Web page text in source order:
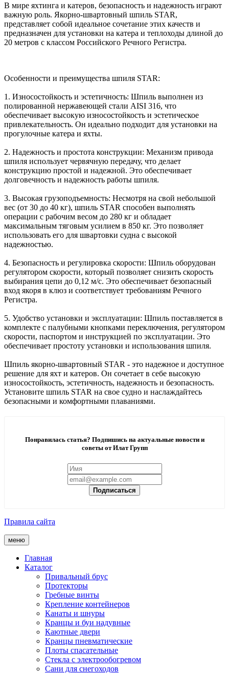
В мире яхтинга и катеров, безопасность и надежность играют
важную роль. Якорно-швартовный шпиль STAR,
представляет собой идеальное сочетание этих качеств и
предназначен для установки на катера и теплоходы длиной до
20 метров с классом Российского Речного Регистра.
Особенности и преимущества шпиля STAR:
1. Износостойкость и эстетичность: Шпиль выполнен из
полированной нержавеющей стали AISI 316, что
обеспечивает высокую износостойкость и эстетическое
привлекательность. Он идеально подходит для установки на
прогулочные катера и яхты.
2. Надежность и простота конструкции: Механизм привода
шпиля использует червячную передачу, что делает
конструкцию простой и надежной. Это обеспечивает
долговечность и надежность работы шпиля.
3. Высокая грузоподъемность: Несмотря на свой небольшой
вес (от 30 до 40 кг), шпиль STAR способен выполнять
операции с рабочим весом до 280 кг и обладает
максимальным тяговым усилием в 850 кг. Это позволяет
использовать его для швартовки судна с высокой
надежностью.
4. Безопасность и регулировка скорости: Шпиль оборудован
регулятором скорости, который позволяет снизить скорость
выбирания цепи до 0,12 м/с. Это обеспечивает безопасный
вход якоря в клюз и соответствует требованиям Речного
Регистра.
5. Удобство установки и эксплуатации: Шпиль поставляется в
комплекте с палубными кнопками переключения, регулятором
скорости, паспортом и инструкцией по эксплуатации. Это
обеспечивает простоту установки и использования шпиля.
Шпиль якорно-швартовный STAR - это надежное и доступное
решение для яхт и катеров. Он сочетает в себе высокую
износостойкость, эстетичность, надежность и безопасность.
Установите шпиль STAR на свое судно и наслаждайтесь
безопасными и комфортными плаваниями.
Понравилась статья? Подпишись на актуальные новости и
советы от Илат Групп
Подписаться
Правила сайта
меню
Главная
Каталог
Привальный брус
Протекторы
Гребные винты
Крепление контейнеров
Канаты и шнуры
Кранцы и буи надувные
Каютные двери
Кранцы пневматические
Плоты спасательные
Стекла с электрообогревом
Сани для снегоходов